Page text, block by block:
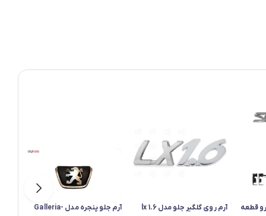
قطعه
آرم روی گلگیر جلو مدل 1.6 lx
آرم جلو پنجره مدل Galleria-